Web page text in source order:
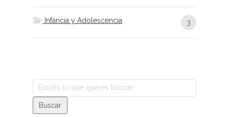
Infancia y Adolescencia 3